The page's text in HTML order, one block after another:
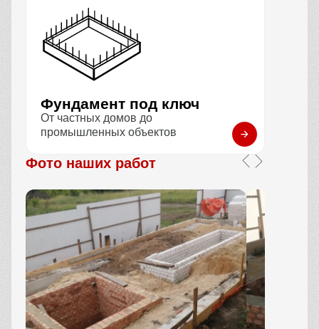
Фундамент под ключ
От частных домов до
промышленных объектов
Фото наших работ